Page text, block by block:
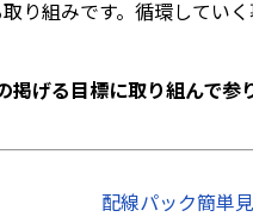
り組みです。循環してい
げる目標に取り組んで参
配線パック簡単